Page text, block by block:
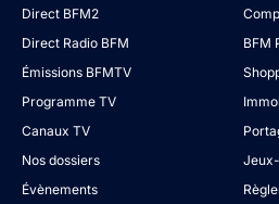
Direct BFM2
Direct Radio BFM
Émissions BFMTV
Programme TV
Canaux TV
Nos dossiers
Évènements
BFM